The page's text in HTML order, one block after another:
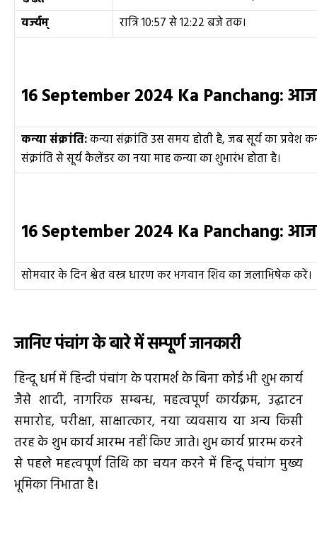
वर्ज्यम्
रात्रि 10:57 से 12:22 बजे तक।
16 September 2024 Ka Panchang:आज
कन्या संक्रांति:कन्या संक्रांति उस समय होती है, जब सूर्य का प्रवेश
संक्रांति से सूर्य कैलेंडर का नया माह कन्या का शुभारंभ होता है।
16 September 2024 Ka Panchang:आज
सोमवार के दिन श्वेत वस्त्र धारण कर भगवान शिव का जलाभिषेक करें।
जानिए पंचांग के बारे में सम्पूर्ण जानकारी
हिन्दू धर्म में हिन्दी पंचांग के परामर्श के बिना कोई भी शुभ कार्य
जैसे शादी, नागरिक सम्बन्ध, महत्वपूर्ण कार्यक्रम, उद्घाटन
समारोह, परीक्षा, साक्षात्कार, नया व्यवसाय या अन्य किसी
तरह के शुभ कार्य आरम्भ नहीं किए जाते। शुभ कार्य प्रारम्भ करने
से पहले महत्वपूर्ण तिथि का चयन करने में हिन्दू पंचांग मुख्य
भूमिका निभाता है।